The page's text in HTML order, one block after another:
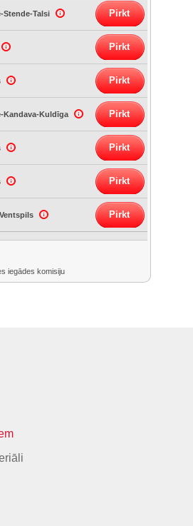
Stende-Talsi Pirkt
Pirkt
Pirkt
Kandava-Kuldīga Pirkt
Pirkt
Pirkt
Pirkt
iegādes komisiju